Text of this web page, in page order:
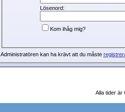
Lösenord:
Kom ihåg mig?
Administratören kan ha krävt att du måste
Alla tider är